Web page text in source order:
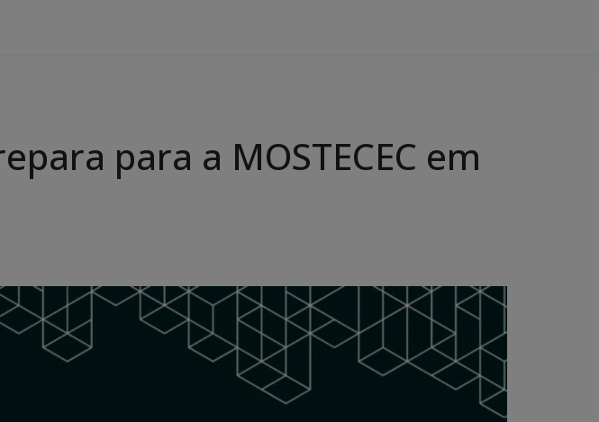
para a MOSTECEC em